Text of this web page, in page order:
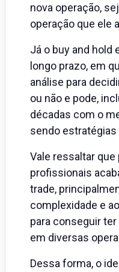
nova operação,
operação que ele
Já o buy and hold
longo prazo, em
análise para
ou não e pode,
décadas com o
sendo
Vale ressaltar
profissionais
trade,
complexidade e
para conseguir
em diversas
Dessa forma, o